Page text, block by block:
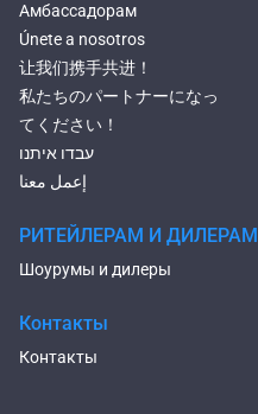
Амбассадорам
Únete a nosotros
让我们携手共进！
私たちのパートナーになっ
てください！
עבדו איתנו
إعمل معنا
РИТЕЙЛЕРАМ И ДИЛЕРАМ
Шоурумы и дилеры
Контакты
Контакты